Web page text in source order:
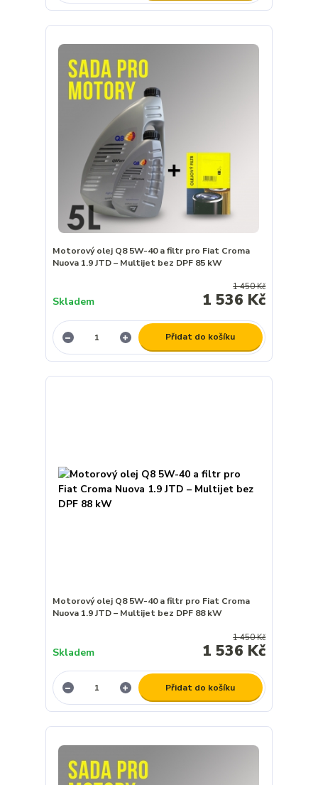
Motorový olej Q8 5W-40 a filtr pro Fiat Croma
Nuova 1.9 JTD – Multijet bez DPF 85 kW
1 450 Kč
1 536 Kč
Skladem
Přidat do košíku
Motorový olej Q8 5W-40 a filtr pro Fiat Croma
Nuova 1.9 JTD – Multijet bez DPF 88 kW
1 450 Kč
1 536 Kč
Skladem
Přidat do košíku